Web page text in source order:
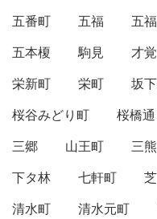
五番町
五福 五
五本榎
駒見 才
栄新町
栄町 坂
桜谷みどり町
桜橋通
三郷
山王町 三熊
下タ林
七軒町
清水町
清水元町